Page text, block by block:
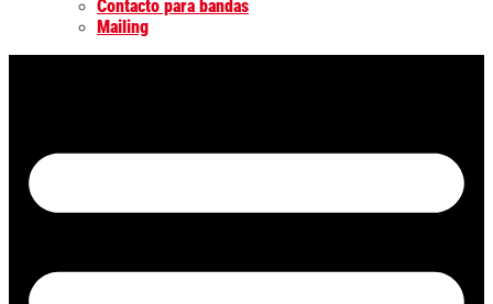
Contacto para bandas
Mailing